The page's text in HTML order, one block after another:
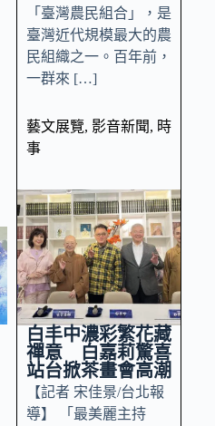
「臺灣農民組合」，是
臺灣近代規模最大的農
民組織之一。百年前，
一群來 […]
藝文展覽, 影音新聞, 時
事
白丰中濃彩繁花藏
禪意 白嘉莉驚喜
站台掀茶畫會高潮
【記者 宋佳景/台北報
導】 「最美麗主持